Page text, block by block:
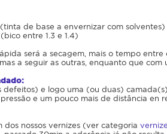
de base a envernizar com
entre 1.3 e 1.4)
será a secagem, mais o tempo
a seguir as outras, enquanto que
e logo uma (ou duas)
e um pouco mais de distância en
dos nossos vernizes (ver categoria